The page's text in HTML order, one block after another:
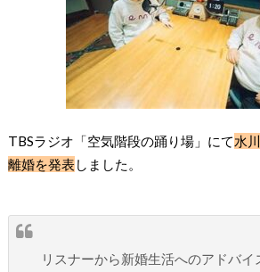
TBSラジオ「空気階段の踊り場」にて水
離婚を発表しました。
リスナーから新婚生活へのアドバイ